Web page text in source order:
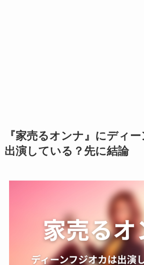
『家売るオンナ』にディ
出演している？先に結論